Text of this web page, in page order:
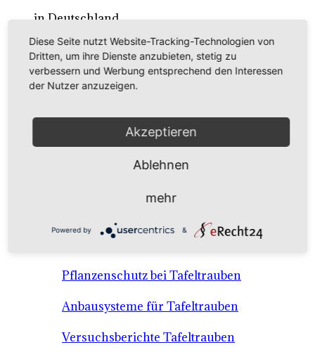
in Deutschland
Rebsorten international
externe Links
Tafeltraubensorten
Tafeltrauben A-Z Sortenbeschreibungen
Tafeltraubenanbau - rechtliche
Pflanzenschutz bei Tafeltrauben
Anbausysteme für Tafeltrauben
Versuchsberichte Tafeltrauben
Diese Seite nutzt Website-Tracking-Technologien von
Dritten, um ihre Dienste anzubieten, stetig zu
verbessern und Werbung entsprechend den Interessen
der Nutzer anzuzeigen.
Akzeptieren
Ablehnen
mehr
Powered by &